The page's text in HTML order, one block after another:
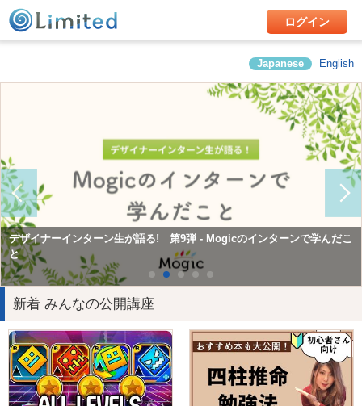
ログイン
Japanese English
Mogicで学んだこと第12弾 広報チームインターン
Mogicで学んだこと第10弾 Consol（コンサルティング&ソリューショ
ン）チームインターン
デザイナーインターン生が語る! 第9弾 - Mogicのインターンで学んだこ
と
新着 みんなの公開講座